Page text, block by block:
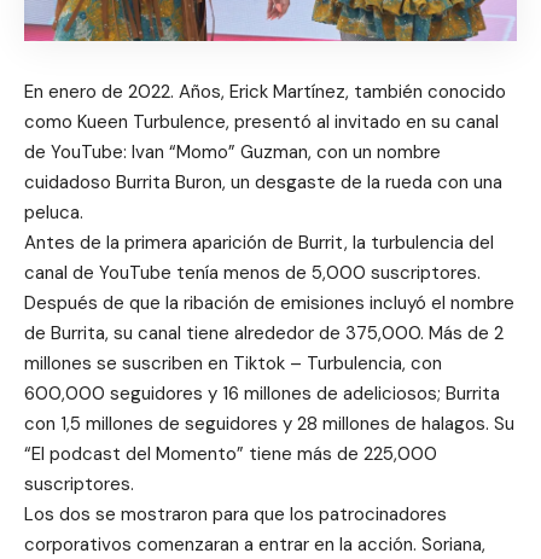
En enero de 2022. Años, Erick Martínez, también conocido
como Kueen Turbulence, presentó al invitado en su canal
de YouTube: Ivan “Momo” Guzman, con un nombre
cuidadoso Burrita Buron, un desgaste de la rueda con una
peluca.
Antes de la primera aparición de Burrit, la turbulencia del
canal de YouTube tenía menos de 5,000 suscriptores.
Después de que la ribación de emisiones incluyó el nombre
de Burrita, su canal tiene alrededor de 375,000. Más de 2
millones se suscriben en Tiktok – Turbulencia, con
600,000 seguidores y 16 millones de adeliciosos; Burrita
con 1,5 millones de seguidores y 28 millones de halagos. Su
“El podcast del Momento” tiene más de 225,000
suscriptores.
Los dos se mostraron para que los patrocinadores
corporativos comenzaran a entrar en la acción. Soriana,